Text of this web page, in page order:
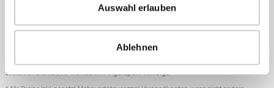
Auswahl erlauben
Ablehnen
hat sich seitdem stetig weiterentwickelt. Daniel Brce übernahm das Geschäft
besteht aus engagierten Fachleuten, die ihre Leidenschaft für den Angelsport
individueller Beratung und einem breiten Sortiment an hochwertigen Marken.
Kunden schätzen die Expertise des Teams, das regelmäßig neue Produkte
testet und aktuelle Trends im Angelsport verfolgt.